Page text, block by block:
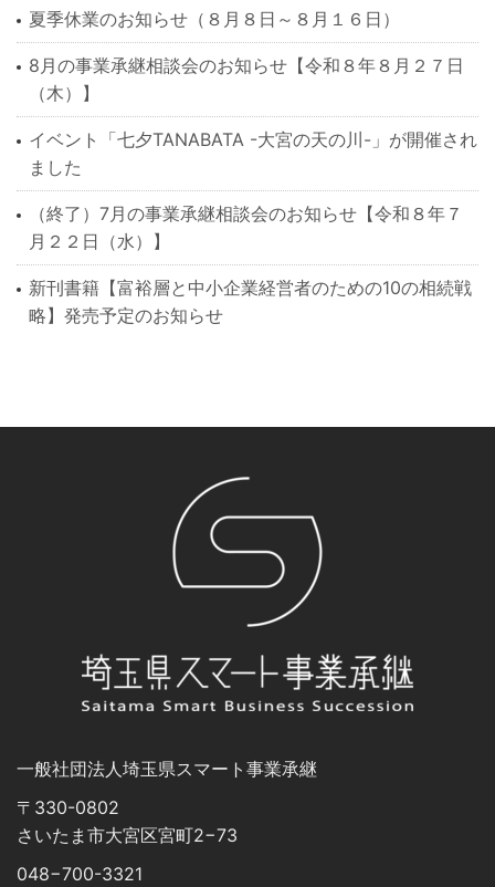
夏季休業のお知らせ（８月８日～８月１６日）
8月の事業承継相談会のお知らせ【令和８年８月２７日
（木）】
イベント「七夕TANABATA -大宮の天の川-」が開催され
ました
（終了）7月の事業承継相談会のお知らせ【令和８年７
月２２日（水）】
新刊書籍【富裕層と中小企業経営者のための10の相続戦
略】発売予定のお知らせ
⼀般社団法⼈埼⽟県スマート事業承継
〒330-0802
さいたま市⼤宮区宮町2−73
048−700-3321